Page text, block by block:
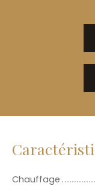
Chauffage